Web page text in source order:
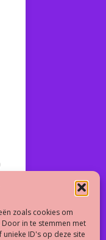
zoals cookies om
in te stemmen met
ID's op deze site